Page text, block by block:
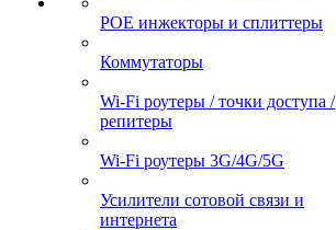
POE инжекторы и сплиттеры
Коммутаторы
Wi-Fi роутеры / точки доступа /
репитеры
Wi-Fi роутеры 3G/4G/5G
Усилители сотовой связи и
интернета